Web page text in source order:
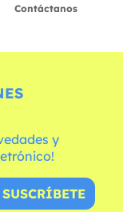
Contáctanos
y
SUSCRÍBETE